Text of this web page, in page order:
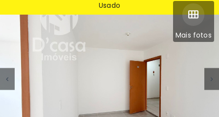
Mais fotos
Usado